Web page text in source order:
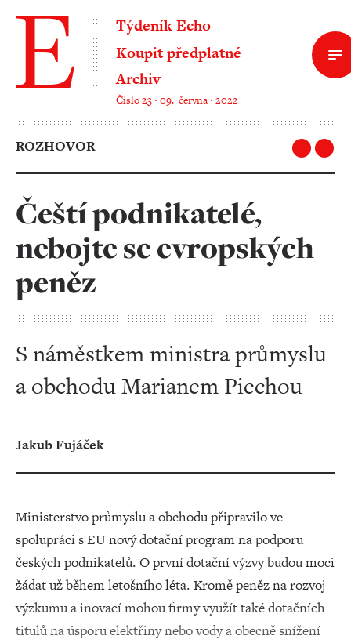
Týdeník Echo
Koupit předplatné
Archiv
Číslo 23 ‧ 09. června ‧ 2022
ROZHOVOR
Čeští podnikatelé,
nebojte se evropských
peněz
S náměstkem ministra průmyslu
a obchodu Marianem Piechou
Jakub Fujáček
Ministerstvo průmyslu a obchodu připravilo ve
spolupráci s EU nový dotační program na podporu
českých podnikatelů. O první dotační výzvy budou moci
žádat už během letošního léta. Kromě peněz na rozvoj
výzkumu a inovací mohou firmy využít také dotačních
titulů na úsporu elektřiny nebo vody a obecně snížení